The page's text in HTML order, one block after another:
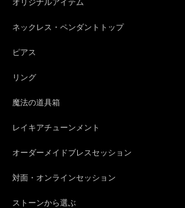
2026/08/01
包も丁寧でうれしいです。 ありがとうございました。
ネックレス・ペンダントトップ
ピアス
リング
魔法の道具箱
レイキアチューンメント
オーダーメイドブレスセッション
対面・オンラインセッション
ストーンから選ぶ